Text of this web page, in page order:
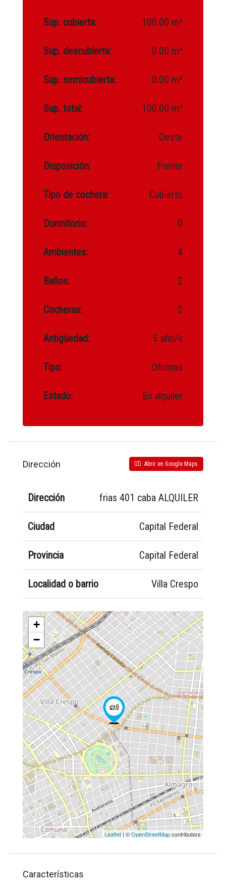
Sup. cubierta: 100.00 m²
Sup. descubierta: 0.00 m²
Sup. semicubierta: 0.00 m²
Sup. total: 100.00 m²
Orientación: Oeste
Disposición: Frente
Tipo de cochera: Cubierto
Dormitorio: 0
Ambientes: 4
Baños: 2
Cocheras: 2
Antigüedad: 5 año/s
Tipo: Oficinas
Estado: En alquiler
Dirección Abrir en Google Maps
Dirección frias 401 caba ALQUILER
Ciudad Capital Federal
Provincia Capital Federal
Localidad o barrio Villa Crespo
+
−
Leaflet | ©OpenStreetMapcontributors
Características